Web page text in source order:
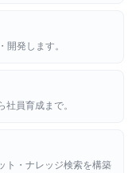
開発します。
員育成まで。
ト・ナレッジ検索を構築